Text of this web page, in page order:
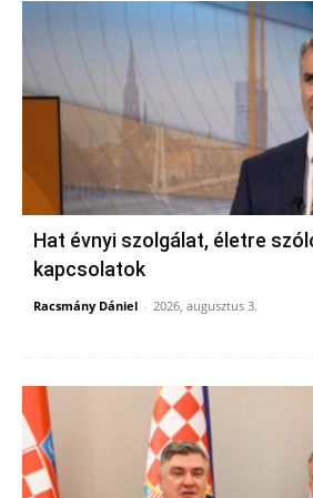
Hat évnyi szolgálat, életre
kapcsolatok
Racsmány Dániel - 2026, augusztus 3.